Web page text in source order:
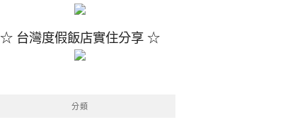
☆ 台灣度假飯店實住分享 ☆
分類